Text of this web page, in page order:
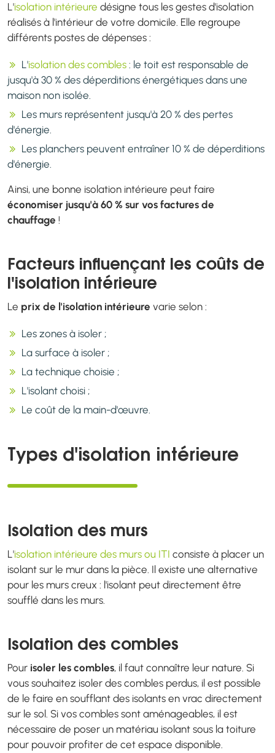
L'isolation intérieure désigne tous les gestes d'isolation
réalisés à l'intérieur de votre domicile. Elle regroupe
différents postes de dépenses :
L'isolation des combles : le toit est responsable de
jusqu'à 30 % des déperditions énergétiques dans une
maison non isolée.
Les murs représentent jusqu'à 20 % des pertes
d'énergie.
Les planchers peuvent entraîner 10 % de déperditions
d'énergie.
Ainsi, une bonne isolation intérieure peut faire
économiser jusqu'à 60 % sur vos factures de
chauffage !
Facteurs influençant les coûts de
l'isolation intérieure
Le prix de l'isolation intérieure varie selon :
Les zones à isoler ;
La surface à isoler ;
La technique choisie ;
L'isolant choisi ;
Le coût de la main-d'œuvre.
Types d'isolation intérieure
Isolation des murs
L'isolation intérieure des murs ou ITI consiste à placer un
isolant sur le mur dans la pièce. Il existe une alternative
pour les murs creux : l'isolant peut directement être
soufflé dans les murs.
Isolation des combles
Pour isoler les combles, il faut connaître leur nature. Si
vous souhaitez isoler des combles perdus, il est possible
de le faire en soufflant des isolants en vrac directement
sur le sol. Si vos combles sont aménageables, il est
nécessaire de poser un matériau isolant sous la toiture
pour pouvoir profiter de cet espace disponible.